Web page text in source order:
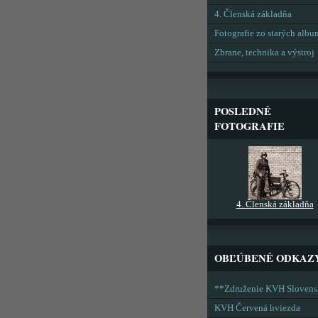
4. Členská základňa
Fotografie zo starých
Zbrane, technika a výstroj
POSLEDNÉ
FOTOGRAFIE
4. Členská základňa
OBĽÚBENÉ
**Združenie KVH
KVH Červená hviezda